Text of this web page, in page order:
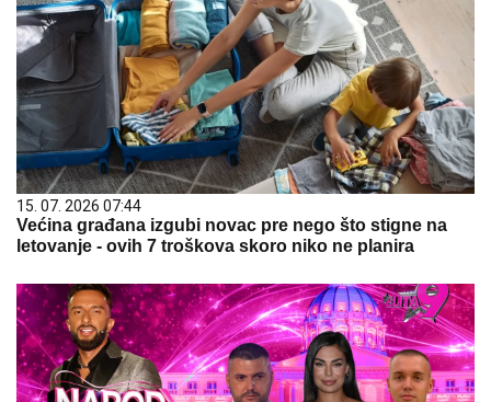
15. 07. 2026 07:44
Većina građana izgubi novac pre nego što stigne na
letovanje - ovih 7 troškova skoro niko ne planira